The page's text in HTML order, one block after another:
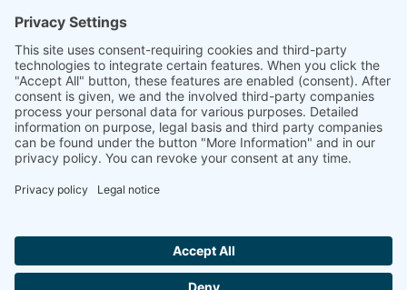
Plot 65, 2nd Floor, Sai Enclave,
+91-11-42883851
sales@linseis.in
Hallo ich bin LINAI! Wie kann ich dir